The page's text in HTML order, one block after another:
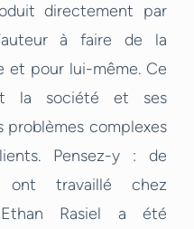
directement par
à faire de la
et pour lui-même. Ce
la société et ses
complexes
Pensez-y : de
ont travaillé chez
Rasiel a été